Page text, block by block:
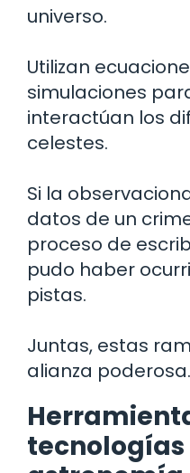
universo.
Utilizan
simulaciones
interactúan los
celestes.
Si la
datos de un
proceso de
pudo haber
pistas.
Juntas, estas
alianza poderosa.
tecnologías